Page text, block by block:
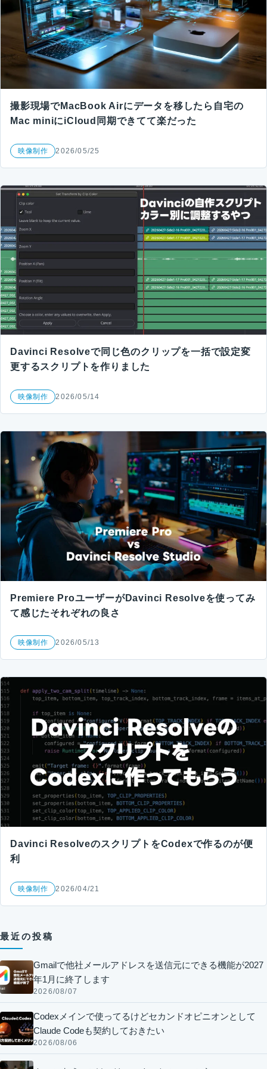
撮影現場でMacBook Airにデータを移したら自宅の
Mac miniにiCloud同期できてて楽だった
映像制作 2026/05/25
Davinci Resolveで同じ色のクリップを一括で設定変
更するスクリプトを作りました
映像制作 2026/05/14
Premiere ProユーザーがDavinci Resolveを使ってみ
て感じたそれぞれの良さ
映像制作 2026/05/13
Davinci ResolveのスクリプトをCodexで作るのが便
利
映像制作 2026/04/21
最近の投稿
Gmailで他社メールアドレスを送信元にできる機能が2027
年1月に終了します
2026/08/07
Codexメインで使ってるけどセカンドオピニオンとして
Claude Codeも契約しておきたい
2026/08/06